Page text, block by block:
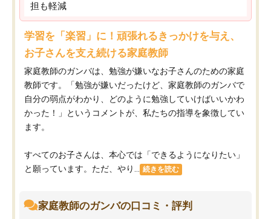
担も軽減
学習を「楽習」に！頑張れるきっかけを与え、
お子さんを支え続ける家庭教師
家庭教師のガンバは、勉強が嫌いなお子さんのための家庭
教師です。「勉強が嫌いだったけど、家庭教師のガンバで
自分の弱点がわかり、どのように勉強していけばいいかわ
かった！」というコメントが、私たちの指導を象徴してい
ます。
すべてのお子さんは、本心では「できるようになりたい」
と願っています。ただ、やり...
続きを読む
家庭教師のガンバの口コミ・評判